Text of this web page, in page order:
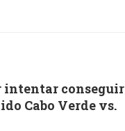
intentar conseguir
Cabo Verde vs.